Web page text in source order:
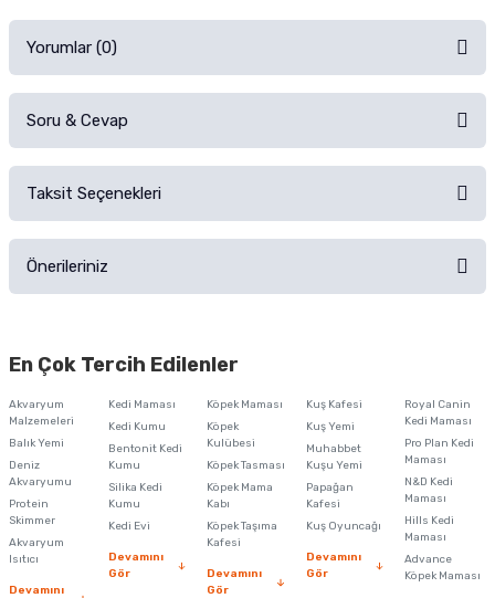
Yorumlar (0)
Ürünü Satın Al ve Yorumla
Soru & Cevap
Taksit Seçenekleri
Önerileriniz
iletebilirsiniz.
Ürün resmi kalitesiz, bozuk veya görüntülenemiyor.
Ürün açıklamasında eksik bilgiler bulunuyor.
Ürün bilgilerinde hatalar bulunuyor.
Ürün fiyatı diğer sitelerden daha pahalı.
Bu ürüne benzer farklı alternatifler olmalı.
En Çok Tercih Edilenler
Akvaryum
Malzemeleri
Balık Yemi
Deniz
Akvaryumu
Protein
Skimmer
Akvaryum
Isıtıcı
Devamını
Kedi Maması
Kedi Kumu
Bentonit Kedi
Kumu
Silika Kedi
Kumu
Kedi Evi
Devamını
Gör
Köpek Maması
Köpek
Kulübesi
Köpek Tasması
Köpek Mama
Kabı
Köpek Taşıma
Kafesi
Devamını
Gör
Kuş Kafesi
Kuş Yemi
Muhabbet
Kuşu Yemi
Papağan
Kafesi
Kuş Oyuncağı
Devamını
Gör
Royal Canin
Kedi Maması
Pro Plan Kedi
Maması
N&D Kedi
Maması
Hills Kedi
Maması
Advance
Köpek Maması